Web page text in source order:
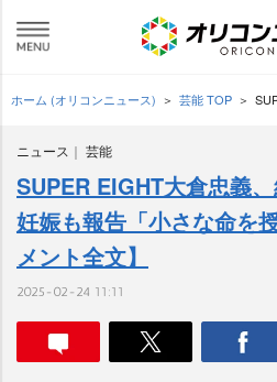
ホーム (オリコンニュース) 芸能 TOP
ニュース 芸能
SUPER EIGHT大倉忠義
妊娠も報告「小さな命を
メント全文】
2025-02-24 11:11